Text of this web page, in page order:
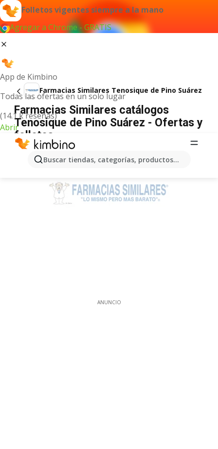
Folletos vigentes siempre a la mano
Agregar a Chrome - GRATIS
App de Kimbino
Todas las ofertas en un solo lugar
(14.1 k reseñas)
Abrir
Buscar tiendas, categorías, productos...
Farmacias Similares Tenosique de Pino Suárez
Farmacias Similares catálogos
Tenosique de Pino Suárez - Ofertas y
folletos
ANUNCIO